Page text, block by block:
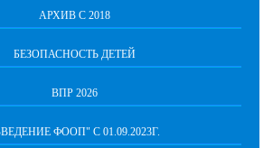
АРХИВ С 2018
БЕЗОПАСНОСТЬ ДЕТЕЙ
ВПР 2026
ФООП" С 01.09.2023Г.